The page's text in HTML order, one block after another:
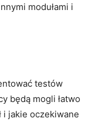
modułami i
testów
będą mogli⁢ łatwo
i jakie oczekiwane